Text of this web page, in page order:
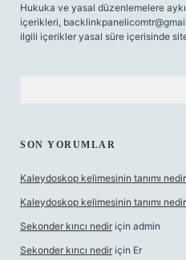
Hukuka ve yasal düzenlemelere
içerikleri,
ilgili içerikler yasal süre içerisinde
SON YORUMLAR
Kaleydoskop kelimesinin tanımı nedir
Kaleydoskop kelimesinin tanımı nedir
Sekonder kırıcı nedir için admin
Sekonder kırıcı nedir için Er